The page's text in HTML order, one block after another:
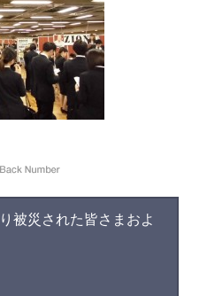
被災された皆さまおよ